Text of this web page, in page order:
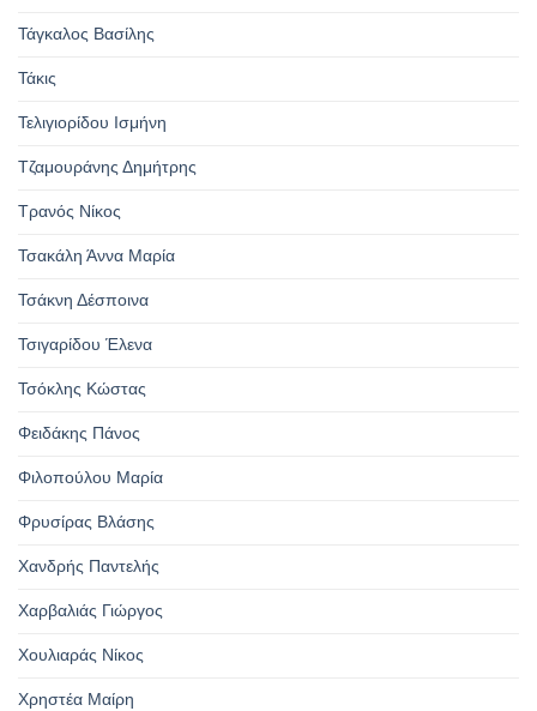
Τάγκαλος Βασίλης
Τάκις
Τελιγιορίδου Ισμήνη
Τζαμουράνης Δημήτρης
Τρανός Νίκος
Τσακάλη Άννα Μαρία
Τσάκνη Δέσποινα
Τσιγαρίδου Έλενα
Τσόκλης Κώστας
Φειδάκης Πάνος
Φιλοπούλου Μαρία
Φρυσίρας Βλάσης
Χανδρής Παντελής
Χαρβαλιάς Γιώργος
Χουλιαράς Νίκος
Χρηστέα Μαίρη